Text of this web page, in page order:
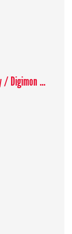
Діґімони: Злам Ритму / Digimon Beatbreak